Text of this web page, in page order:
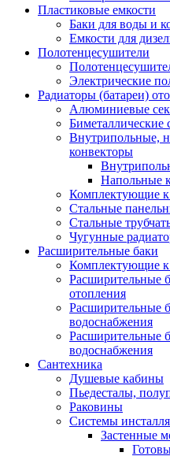
Пластиковые емкости
Баки для воды и
Емкости для
Полотенцесушители
Электрические
Радиаторы (батареи)
Алюминиевые
Биметаллические
Внутрипольные,
конвекторы
Напольные
Комплектующие к
Стальные
Стальные
Чугунные
Расширительные баки
Комплектующие
Расширительные
отопления
Расширительные
водоснабжения
Расширительные
водоснабжения
Сантехника
Душевые кабины
Пьедесталы,
Раковины
Системы
Застенные